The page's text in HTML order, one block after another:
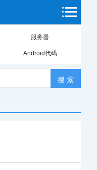
服务器
Android代码